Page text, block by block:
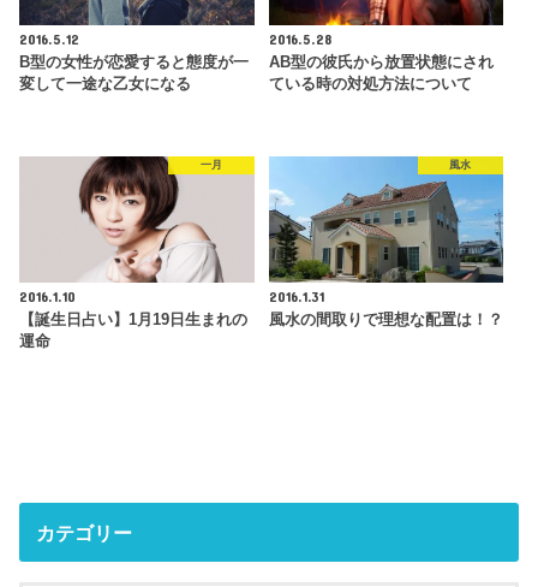
2016.5.12
B型の女性が恋愛すると態度が一
変して一途な乙女になる
2016.5.28
AB型の彼氏から放置状態にされ
ている時の対処方法について
一月
2016.1.10
【誕生日占い】1月19日生まれの
運命
風水
2016.1.31
風水の間取りで理想な配置は！？
カテゴリー